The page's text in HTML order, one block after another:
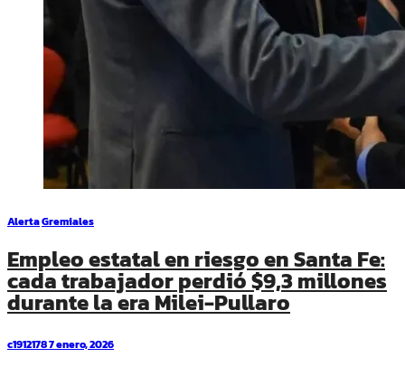
AlertaGremiales
Empleo estatal en riesgo en Santa Fe:
cada trabajador perdió $9,3 millones
durante la era Milei-Pullaro
c19121787 enero, 2026